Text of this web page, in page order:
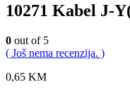
10271 Kabel J-
0 out of 5
( Još nema recenzija. )
0,65 KM